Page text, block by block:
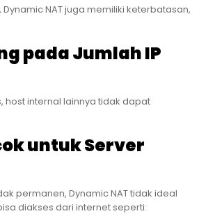
NAT juga memiliki keterbatasan,
pada Jumlah IP
host internal lainnya tidak dapat
untuk Server
permanen, Dynamic NAT tidak ideal
diakses dari internet seperti: